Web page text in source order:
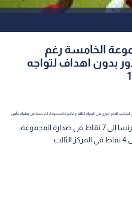
الخامسة رغم
بدون اهداف لتواجه
المنتخب الإكوادوري في الجولة الثالثة والأخيرة للمجموعة الخامسة من بطولة كأس
وبهذا التعادل، ارتفع رصيد فرنسا إلى 7 نقاط في صدارة المجموعة،